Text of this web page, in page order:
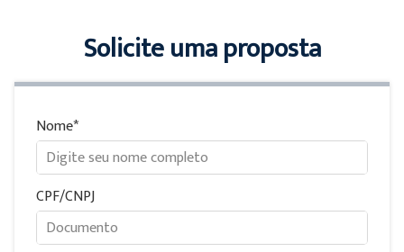
Solicite uma proposta
Nome
CPF/CNPJ